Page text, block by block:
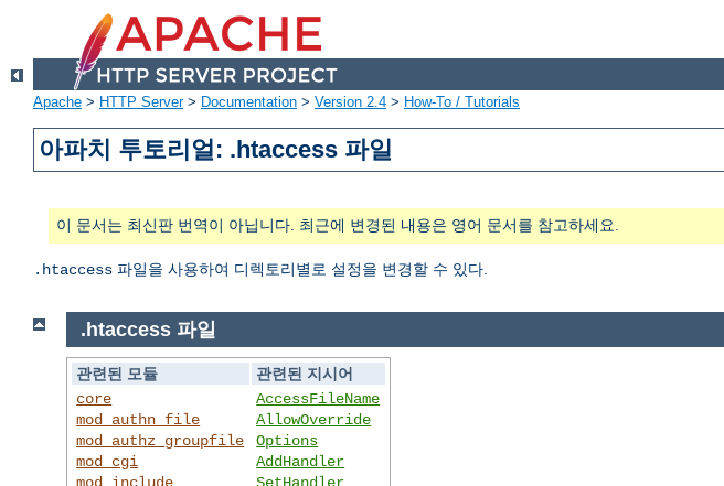
Apache > HTTP Server> Documentation > Version 2.4 > How-To / Tutorials
아파치 투토리얼: .htaccess 파일
이 문서는 최신판 번역이 아닙니다. 최근에 변경된 내용은 영어 문서를 참고하세요.
.htaccess 파일을 사용하여 디렉토리별로 설정을 변경할 수 있다.
.htaccess 파일
관련된 모듈
관련된 지시어
core
mod_authn_file
mod_authz_groupfile
mod_cgi
mod_include
AccessFileName
AllowOverride
Options
AddHandler
SetHandler